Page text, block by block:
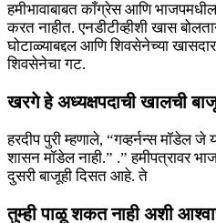
हमीभावाबाबत काँग्रेस आणि
करत नाहीत. एनडीटीव्हीशी खास
घोटाळ्याबद्दल आणि शिवसेनेच्या
शिवसेनेचा गट.
खरगे हे अध्यक्षपदाची खालची
हरदीप पुरी म्हणाले, “गव्हर्नन्स
शासन मॉडेल नाही.” .” हमीपत्रावर
दुसरी बाजूही दिसत आहे. ते
तुम्ही पाळू शकत नाही अशी